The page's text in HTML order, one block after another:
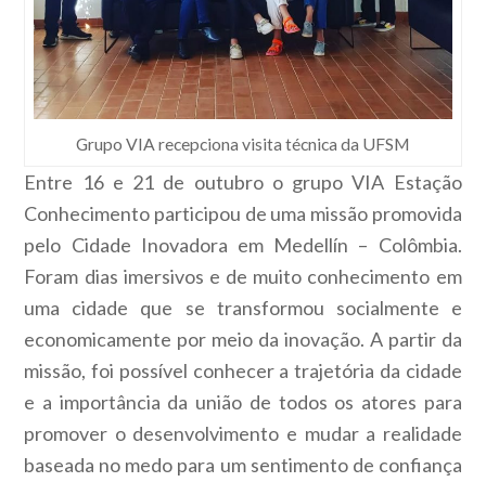
Grupo VIA recepciona visita técnica da UFSM
Entre 16 e 21 de outubro o grupo VIA Estação
Conhecimento participou de uma missão promovida
pelo Cidade Inovadora em Medellín – Colômbia.
Foram dias imersivos e de muito conhecimento em
uma cidade que se transformou socialmente e
economicamente por meio da inovação. A partir da
missão, foi possível conhecer a trajetória da cidade
e a importância da união de todos os atores para
promover o desenvolvimento e mudar a realidade
baseada no medo para um sentimento de confiança